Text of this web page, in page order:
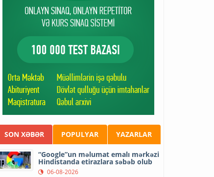
SON XƏBƏR POPULYAR YAZARLAR
“Google”un məlumat emalı mərkəzi
Hindistanda etirazlara səbəb olub
06-08-2026